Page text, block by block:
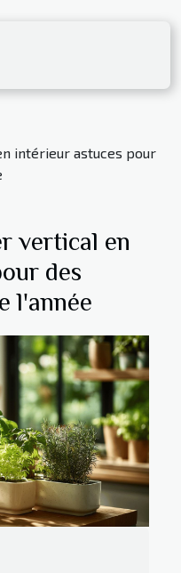
intérieur astuces pour
vertical en
des
l'année